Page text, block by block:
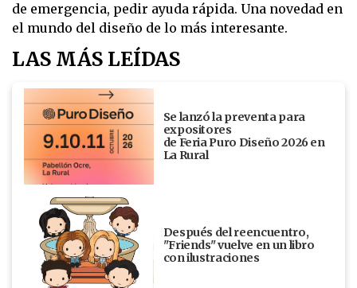
de emergencia, pedir ayuda rápida. Una novedad en
el mundo del diseño de lo más interesante.
LAS MÁS LEÍDAS
Se lanzó la preventa para
expositores
de Feria Puro Diseño 2026 en
La Rural
Después del reencuentro,
"Friends" vuelve en un libro
con ilustraciones